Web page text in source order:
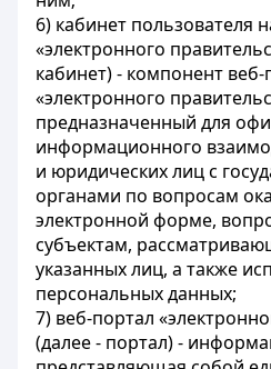
6) кабинет пользователя
«электронного
кабинет) - компонент веб-
«электронного
предназначенный для
информационного
и юридических лиц с
органами по вопросам
электронной форме,
субъектам,
указанных лиц, а также
персональных данных;
7) веб-портал
(далее - портал) -